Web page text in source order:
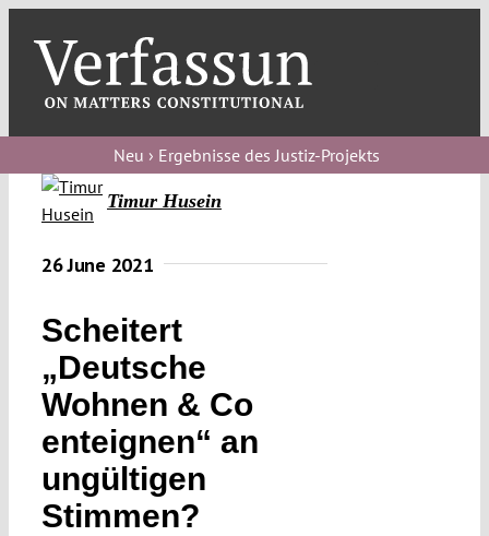
content
blog
Verfassungs
Verfassungs
Verfassungs
editorial
About
Neu › Ergebnisse des Justiz-Projekts
Timur Husein
26 June 2021
Scheitert
„Deutsche
Wohnen & Co
enteignen“ an
ungültigen
Stimmen?